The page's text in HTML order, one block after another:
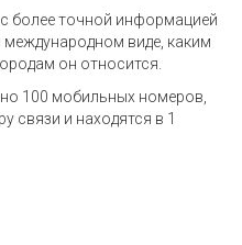
более точной информацией
виде, каким
он относится.
100 мобильных номеров,
связи и находятся в 1